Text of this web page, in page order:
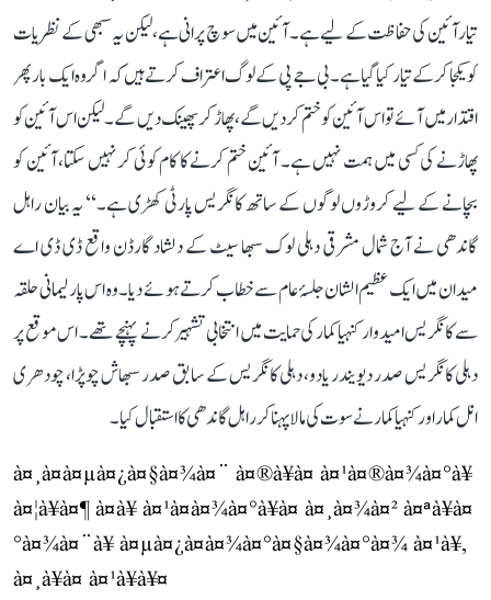
تیار آئین کی حفاظت کے لیے ہے۔ آئین میں سوچ پرانی ہے، لیکن یہ سبھی کے نظریات
کو یکجا کر کے تیار کیا گیا ہے۔ بی جے پی کے لوگ اعتراف کرتے ہیں کہ اگر وہ ایک بار پھر
اقتدار میں آئے تو اس آئین کو ختم کر دیں گے، پھاڑ کر پھینک دیں گے۔ لیکن اس آئین کو
پھاڑنے کی کسی میں ہمت نہیں ہے۔ آئین ختم کرنے کا کام کوئی کر نہیں سکتا، آئین کو
بچانے کے لیے کروڑوں لوگوں کے ساتھ کانگریس پارٹی کھڑی ہے۔‘‘ یہ بیان راہل
گاندھی نے آج شمال مشرقی دہلی لوک سبھا سیٹ کے دلشاد گارڈن واقع ڈی ڈی اے
میدان میں ایک عظیم الشان جلسۂ عام سے خطاب کرتے ہوئے دیا۔ وہ اس پارلیمانی حلقہ
سے کانگریس امیدوار کنہیا کمار کی حمایت میں انتخابی تشہیر کرنے پہنچے تھے۔ اس موقع پر
دہلی کانگریس صدر دیویندر یادو، دہلی کانگریس کے سابق صدر سبھاش چوپڑا، چودھری
انل کمار اور کنہیا کمار نے سوت کی مالا پہنا کر راہل گاندھی کا استقبال کیا۔
à¤¸à¤à¤µà¤¿à¤§à¤¾à¤¨ à¤®à¥à¤ à¤¹à¤®à¤¾à¤°à¥
à¤¦à¥à¤¶ à¤à¥ à¤¹à¤à¤¾à¤°à¥à¤ à¤¸à¤¾à¤² à¤ªà¥à¤
°à¤¾à¤¨à¥ à¤µà¤¿à¤à¤¾à¤°à¤§à¤¾à¤°à¤¾ à¤¹à¥,
à¤¸à¥à¤ à¤¹à¥à¥¤